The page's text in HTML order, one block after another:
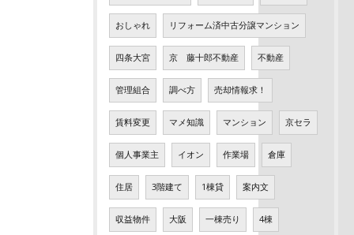
おしゃれ リフォーム済中古分譲マンション
四条大宮 京 藤十郎不動産 不動産
管理組合 調べ方 売却情報求！
賃料変更 マメ知識 マンション 京セラ
個人事業主 イオン 作業場 倉庫
住居 3階建て 1棟貸 案内文
収益物件 大阪 一棟売り 4棟